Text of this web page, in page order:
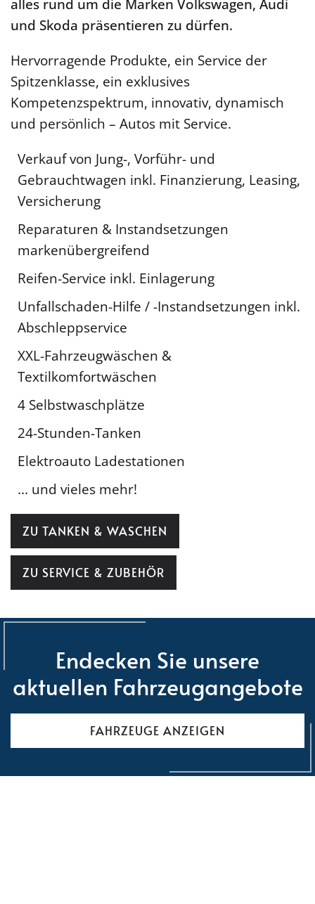
alles rund um die Marken Volkswagen, Audi
und Skoda präsentieren zu dürfen.
Hervorragende Produkte, ein Service der
Spitzenklasse, ein exklusives
Kompetenzspektrum, innovativ, dynamisch
und persönlich – Autos mit Service.
Verkauf von Jung-, Vorführ- und
Gebrauchtwagen inkl. Finanzierung, Leasing,
Versicherung
Reparaturen & Instandsetzungen
markenübergreifend
Reifen-Service inkl. Einlagerung
Unfallschaden-Hilfe / -Instandsetzungen inkl.
Abschleppservice
XXL-Fahrzeugwäschen &
Textilkomfortwäschen
4 Selbstwaschplätze
24-Stunden-Tanken
Elektroauto Ladestationen
... und vieles mehr!
ZU TANKEN & WASCHEN
ZU SERVICE & ZUBEHÖR
Endecken Sie unsere
aktuellen Fahrzeugangebote
FAHRZEUGE ANZEIGEN